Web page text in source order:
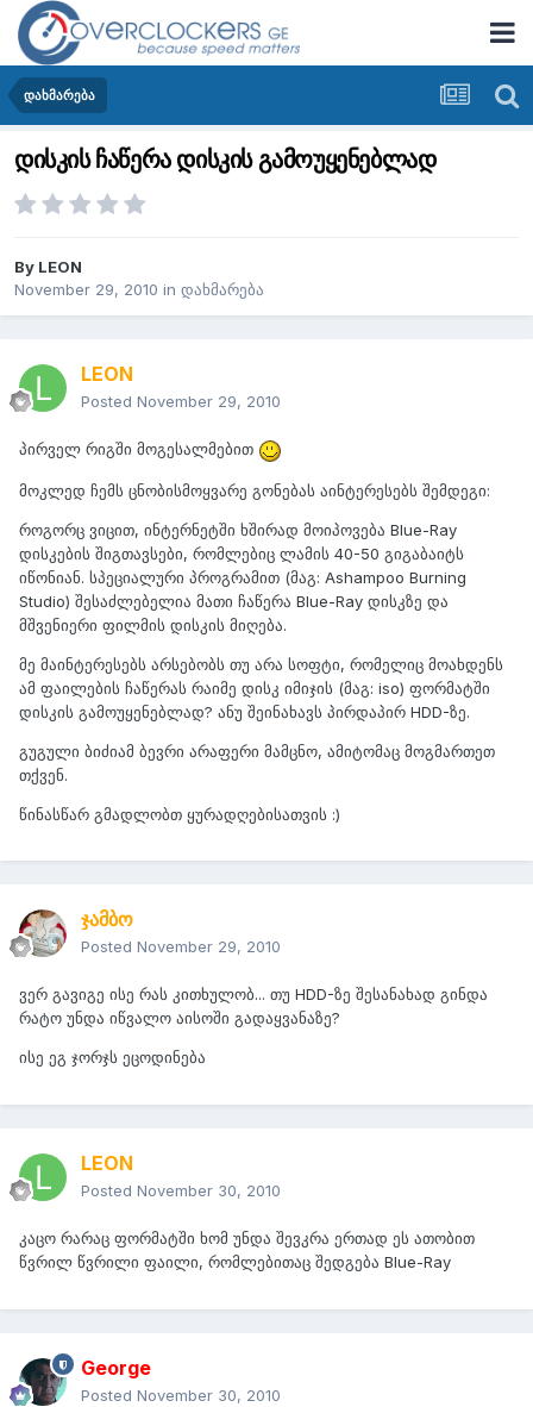
დახმარება
დისკის ჩაწერა დისკის გამოუყენებლად
By LEON
November 29, 2010 in დახმარება
LEON
Posted November 29, 2010
პირველ რიგში მოგესალმებით
მოკლედ ჩემს ცნობისმოყვარე გონებას აინტერესებს შემდეგი:
როგორც ვიცით, ინტერნეტში ხშირად მოიპოვება Blue-Ray
დისკების შიგთავსები, რომლებიც ლამის 40-50 გიგაბაიტს
იწონიან. სპეციალური პროგრამით (მაგ: Ashampoo Burning
Studio) შესაძლებელია მათი ჩაწერა Blue-Ray დისკზე და
მშვენიერი ფილმის დისკის მიღება.
მე მაინტერესებს არსებობს თუ არა სოფტი, რომელიც მოახდენს
ამ ფაილების ჩაწერას რაიმე დისკ იმიჯის (მაგ: iso) ფორმატში
დისკის გამოუყენებლად? ანუ შეინახავს პირდაპირ HDD-ზე.
გუგული ბიძიამ ბევრი არაფერი მამცნო, ამიტომაც მოგმართეთ
თქვენ.
წინასწარ გმადლობთ ყურადღებისათვის :)
ჯამბო
Posted November 29, 2010
ვერ გავიგე ისე რას კითხულობ... თუ HDD-ზე შესანახად გინდა
რატო უნდა იწვალო აისოში გადაყვანაზე?
ისე ეგ ჯორჯს ეცოდინება
LEON
Posted November 30, 2010
კაცო რარაც ფორმატში ხომ უნდა შევკრა ერთად ეს ათობით
წვრილ წვრილი ფაილი, რომლებითაც შედგება Blue-Ray
George
Posted November 30, 2010